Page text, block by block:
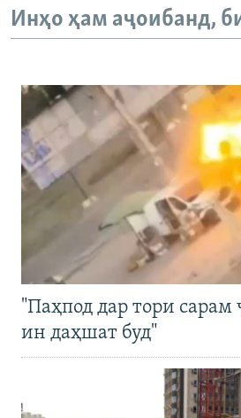
Инҳо ҳам аҷоибанд,
"Паҳпод дар тори сарам
ин даҳшат буд"